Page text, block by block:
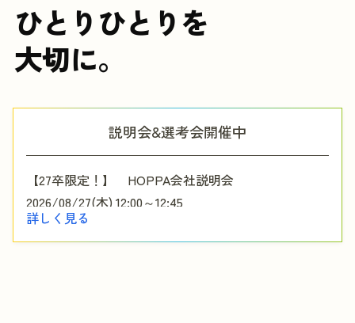
選考を受ける
ひとりひとりを
大切に。
説明会&選考会開催中
【27卒限定！】 HOPPA会社説明会
2026/08/27(木) 12:00～12:45
詳しく見る